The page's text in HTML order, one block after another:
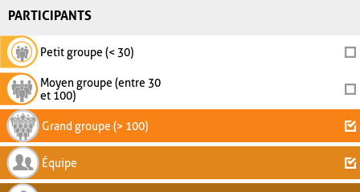
PARTICIPANTS
Petit groupe (< 30)
Moyen groupe (entre 30
et 100)
Grand groupe (> 100)
Équipe